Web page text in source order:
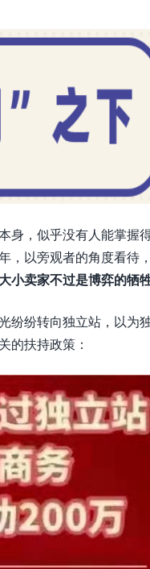
身，似乎没有人能掌握
，以旁观者的角度看待
卖家不过是博弈的牺牲
纷纷转向独立站，以为
的扶持政策：